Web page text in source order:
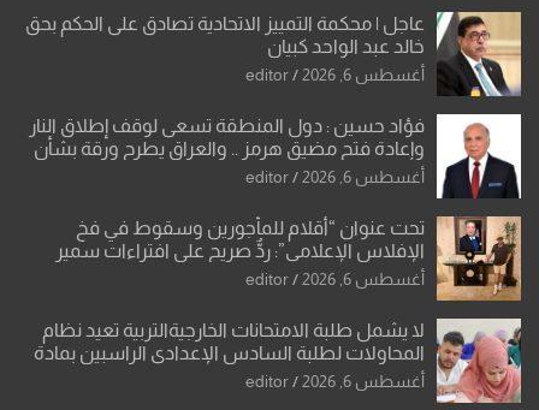
عاجل | محكمة التمييز الاتحادية تصادق على الحكم بحق
خالد عبد الواحد كبيان
أغسطس 6, 2026 editor
فؤاد حسين : دول المنطقة تسعى لوقف إطلاق النار
وإعادة فتح مضيق هرمز .. والعراق يطرح ورقة بشأن
تحولات القدس
أغسطس 6, 2026 editor
تحت عنوان “أقلام للمأجورين وسقوط في فخ
الإفلاس الإعلامي”: ردٌّ صريح على افتراءات سمير
الشكرجي
أغسطس 6, 2026 editor
لا يشمل طلبة الامتحانات الخارجيةالتربية تعيد نظام
المحاولات لطلبة السادس الإعدادي الراسبين بمادة
أو مادتين
أغسطس 6, 2026 editor